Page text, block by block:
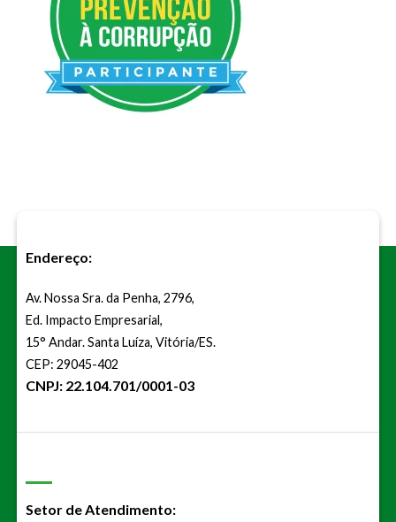
Endereço:
Av. Nossa Sra. da Penha, 2796,
Ed. Impacto Empresarial,
15° Andar. Santa Luíza, Vitória/ES.
CEP: 29045-402
CNPJ: 22.104.701/0001-03
Setor de Atendimento: